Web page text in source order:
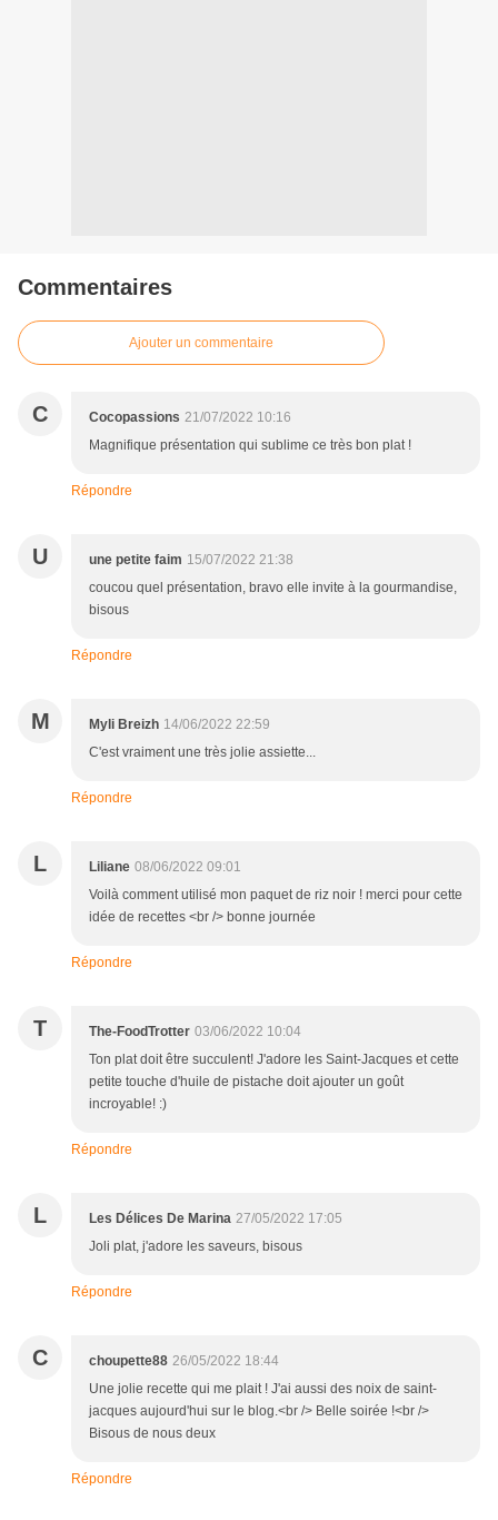
Commentaires
Ajouter un commentaire
C Cocopassions 21/07/2022 10:16
Magnifique présentation qui sublime ce très bon plat !
Répondre
U une petite faim 15/07/2022 21:38
coucou quel présentation, bravo elle invite à la gourmandise,
bisous
Répondre
M Myli Breizh 14/06/2022 22:59
C'est vraiment une très jolie assiette...
Répondre
L Liliane 08/06/2022 09:01
Voilà comment utilisé mon paquet de riz noir ! merci pour cette
idée de recettes <br /> bonne journée
Répondre
T The-FoodTrotter 03/06/2022 10:04
Ton plat doit être succulent! J'adore les Saint-Jacques et cette
petite touche d'huile de pistache doit ajouter un goût
incroyable! :)
Répondre
L Les Délices De Marina 27/05/2022 17:05
Joli plat, j'adore les saveurs, bisous
Répondre
C choupette88 26/05/2022 18:44
Une jolie recette qui me plait ! J'ai aussi des noix de saint-
jacques aujourd'hui sur le blog.<br /> Belle soirée !<br />
Bisous de nous deux
Répondre